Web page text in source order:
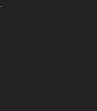
.